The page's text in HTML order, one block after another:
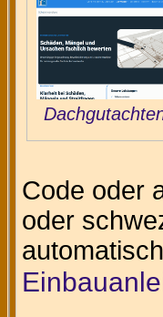
Code oder
oder